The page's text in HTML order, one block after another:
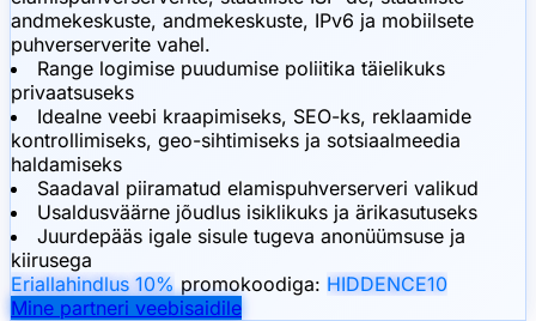
andmekeskuste, andmekeskuste, IPv6 ja mobiilsete
puhverserverite vahel.
Range logimise puudumise poliitika täielikuks
privaatsuseks
Idealne veebi kraapimiseks, SEO-ks, reklaamide
kontrollimiseks, geo-sihtimiseks ja sotsiaalmeedia
haldamiseks
Saadaval piiramatud elamispuhverserveri valikud
Usaldusväärne jõudlus isiklikuks ja ärikasutuseks
Juurdepääs igale sisule tugeva anonüümsuse ja
kiirusega
Eriallahindlus 10% promokoodiga: HIDDENCE10
Mine partneri veebisaidile